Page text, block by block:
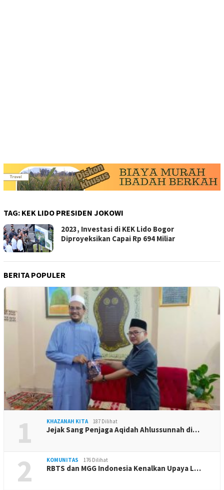
TAG: KEK LIDO PRESIDEN JOKOWI
2023, Investasi di KEK Lido Bogor
Diproyeksikan Capai Rp 694 Miliar
BERITA POPULER
1 KHAZANAH KITA 187 Dilihat
Jejak Sang Penjaga Aqidah Ahlussunnah di…
2 KOMUNITAS 176 Dilihat
RBTS dan MGG Indonesia Kenalkan Upaya L…